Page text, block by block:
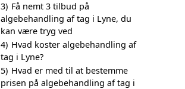
3) Få nemt 3 tilbud på
algebehandling af tag i Lyne, du
kan være tryg ved
4) Hvad koster algebehandling af
tag i Lyne?
5) Hvad er med til at bestemme
prisen på algebehandling af tag i